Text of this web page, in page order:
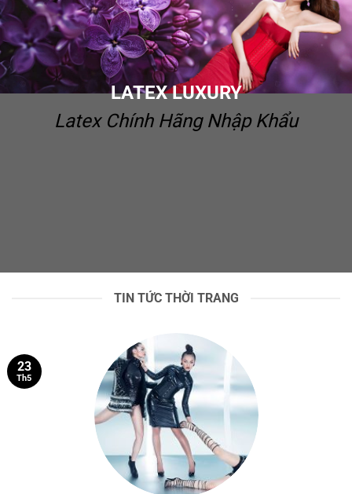
LATEX LUXURY
Latex Chính Hãng Nhập Khẩu
TIN TỨC THỜI TRANG
23
Th5